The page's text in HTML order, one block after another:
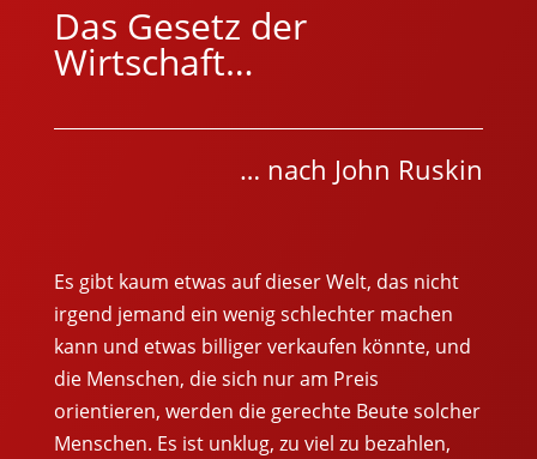
Das Gesetz der
Wirtschaft…
… nach John Ruskin
Es gibt kaum etwas auf dieser Welt, das nicht
irgend jemand ein wenig schlechter machen
kann und etwas billiger verkaufen könnte, und
die Menschen, die sich nur am Preis
orientieren, werden die gerechte Beute solcher
Menschen. Es ist unklug, zu viel zu bezahlen,